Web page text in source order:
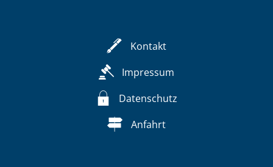
Kontakt
Impressum
Datenschutz
Anfahrt